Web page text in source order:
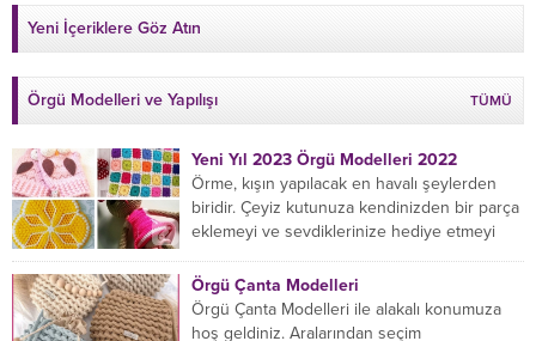
Yeni İçeriklere Göz Atın
Örgü Modelleri ve Yapılışı TÜMÜ
Yeni Yıl 2023 Örgü Modelleri 2022
Örme, kışın yapılacak en havalı şeylerden
biridir. Çeyiz kutunuza kendinizden bir parça
eklemeyi ve sevdiklerinize hediye etmeyi
Örgü Çanta Modelleri
Örgü Çanta Modelleri ile alakalı konumuza
hoş geldiniz. Aralarından seçim